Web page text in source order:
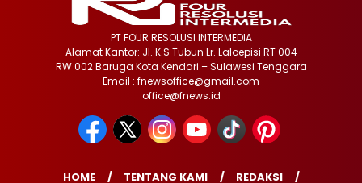
PT FOUR RESOLUSI INTERMEDIA
Alamat Kantor: Jl. K.S Tubun Lr. Laloepisi RT 004
RW 002 Baruga Kota Kendari – Sulawesi Tenggara
Email : fnewsoffice@gmail.com
office@fnews.id
HOME TENTANG KAMI REDAKSI